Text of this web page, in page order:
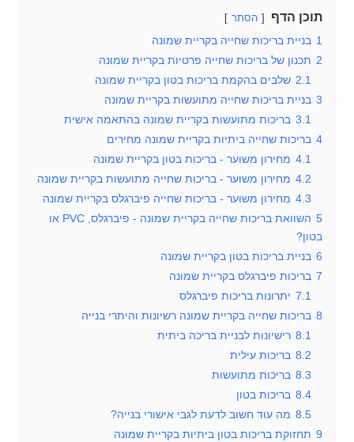
תוכן הדף הסתר
1 בניית בריכות שחייה בקריית שמונה
2 תכנון של בריכות שחייה פרטיות בקריית שמונה
2.1 שלבים בהקמת בריכות בטון בקריית שמונה
3 בניית בריכות שחייה מתועשות בקריית שמונה
3.1 בריכות מתועשות בקריית שמונה בהתאמה אישית
4 בריכות שחייה ביתיות בקריית שמונה מחירים
4.1 מחירון משוער - בריכות בטון בקריית שמונה
4.2 מחירון משוער - בריכות שחייה מתועשות בקריית שמונה
4.3 מחירון משוער - בריכות שחייה פיברגלס בקריית שמונה
5
השוואת בריכות שחייה בקריית שמונה - פיברגלס, PVC או
בטון?
6 בניית בריכות בטון בקריית שמונה
7 בריכות פיברגלס בקריית שמונה
7.1 יתרונות בריכות פיברגלס
8 בריכות שחייה בקריית שמונה רשיונות והיתרי בנייה
8.1 רישיונות לבניית בריכה ביתית
8.2 בריכות עילית
8.3 בריכות מתועשות
8.4 בריכות בטון
8.5 מה עוד חשוב לדעת לגבי אישורי בנייה?
9 תחזוקת בריכות בטון ביתיות בקריית שמונה